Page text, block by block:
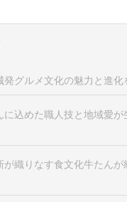
発グルメ文化の魅力と進化
に込めた職人技と地域愛
が織りなす食文化牛たん